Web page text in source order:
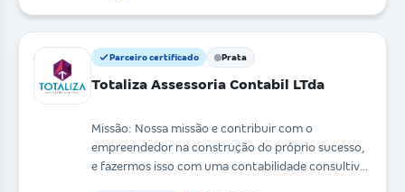
Parceiro certificado Prata
Totaliza Assessoria Contabil LTda
Missão: Nossa missão e contribuir com o
empreendedor na construção do próprio sucesso,
e fazermos isso com uma contabilidade consultiva